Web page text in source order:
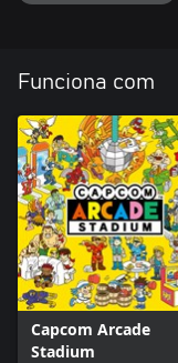
Funciona com
Capcom Arcade
Stadium